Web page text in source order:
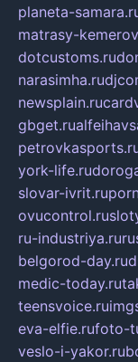
planeta-
matrasy-
dotcustoms.ru
narasimha.ru
newsplain.ru
gbget.ru
york-life.ru
slovar-ivrit.ru
ovucontrol.ru
ru-industriya.ru
belgorod-day.ru
medic-today.ru
teensvoice.ru
eva-elfie.rufoto-
veslo-i-yakor.ru